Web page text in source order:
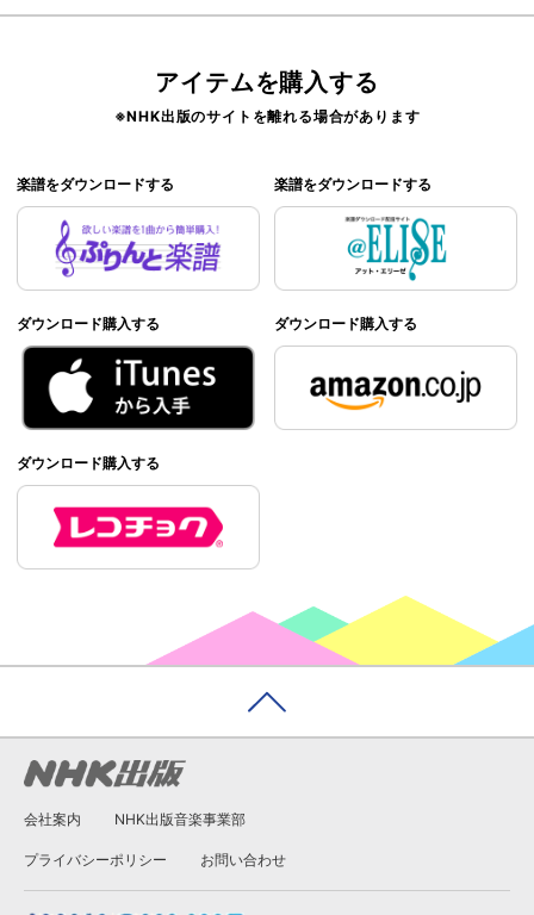
アイテムを購入する
※NHK出版のサイトを離れる場合があります
楽譜をダウンロードする 楽譜をダウンロードする
ダウンロード購入する ダウンロード購入する
ダウンロード購入する
会社案内 NHK出版音楽事業部
プライバシーポリシー お問い合わせ